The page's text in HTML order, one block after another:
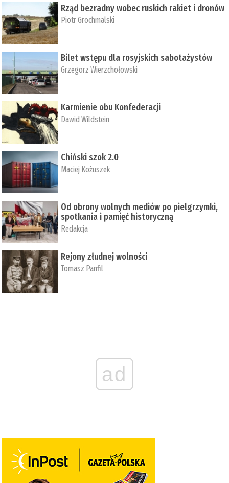
Rząd bezradny wobec ruskich rakiet i dronów
Piotr Grochmalski
Bilet wstępu dla rosyjskich sabotażystów
Grzegorz Wierzchołowski
Karmienie obu Konfederacji
Dawid Wildstein
Chiński szok 2.0
Maciej Kożuszek
Od obrony wolnych mediów po pielgrzymki,
spotkania i pamięć historyczną
Redakcja
Rejony złudnej wolności
Tomasz Panfil
ad